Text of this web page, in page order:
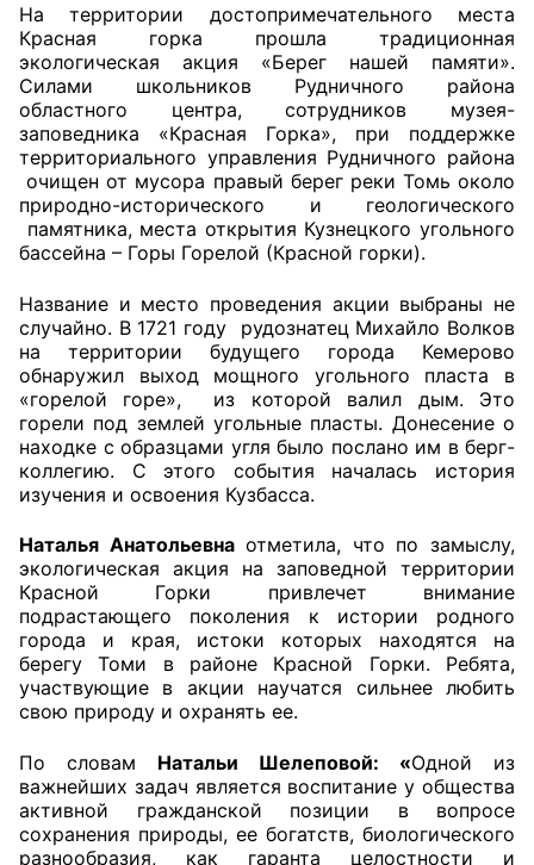
Главная
Общественные советы
Общественные советы при территориальных
органах федеральных органов
Общественные советы по проведению
независимой оценки качества условий
оказания услуг
О Палате
Структура Палаты
Комиссии
Экспертный совет ОП КО
Совет ОП КО
Общественный штаб
Члены ОП КО
Документы ОП КО
Регламент ОП КО
На территории достопримечательного места
Красная горка прошла традиционная
экологическая акция «Берег нашей памяти».
Силами школьников Рудничного района
областного центра, сотрудников музея-
заповедника «Красная Горка», при поддержке
территориального управления Рудничного района
очищен от мусора правый берег реки Томь около
природно-исторического и геологического
памятника, места открытия Кузнецкого угольного
бассейна – Горы Горелой (Красной горки).
Название и место проведения акции выбраны не
случайно. В 1721 году рудознатец Михайло Волков
на территории будущего города Кемерово
обнаружил выход мощного угольного пласта в
«горелой горе», из которой валил дым. Это
горели под землей угольные пласты. Донесение о
находке с образцами угля было послано им в берг-
коллегию. С этого события началась история
изучения и освоения Кузбасса.
Наталья Анатольевнаотметила, что по замыслу,
экологическая акция на заповедной территории
Красной Горки привлечет внимание
подрастающего поколения к истории родного
города и края, истоки которых находятся на
берегу Томи в районе Красной Горки. Ребята,
участвующие в акции научатся сильнее любить
свою природу и охранять ее.
По словам Натальи Шелеповой: «Одной из
важнейших задач является воспитание у общества
активной гражданской позиции в вопросе
сохранения природы, ее богатств, биологического
разнообразия, как гаранта целостности и